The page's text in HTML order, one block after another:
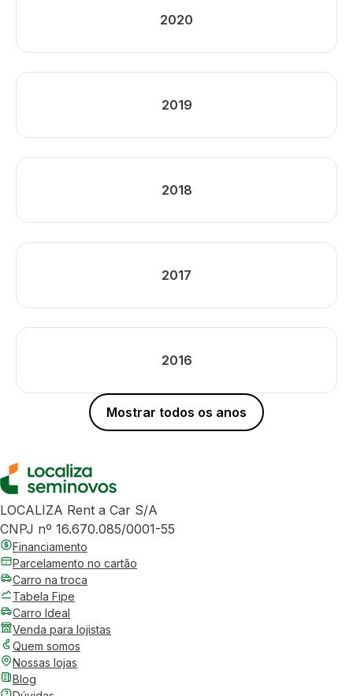
2020
2019
2018
2017
2016
Mostrar todos os anos
LOCALIZA Rent a Car S/A
CNPJ nº 16.670.085/0001-55
Financiamento
Parcelamento no cartão
Carro na troca
Tabela Fipe
Carro Ideal
Venda para lojistas
Quem somos
Nossas lojas
Blog